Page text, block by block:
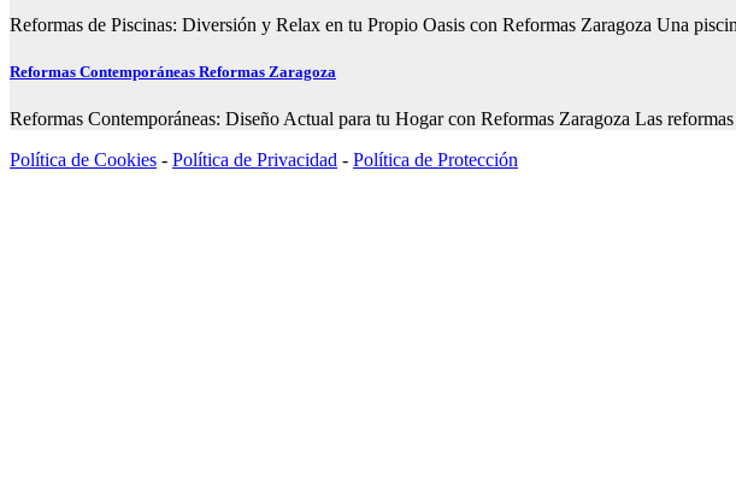
Reformas de Piscinas: Diversión y Relax en tu Propio Oasis con Reformas Zaragoza Una
Reformas Contemporáneas Reformas Zaragoza
Reformas Contemporáneas: Diseño Actual para tu Hogar con Reformas Zaragoza Las
Política de Cookies - Política de Privacidad - Política de Protección